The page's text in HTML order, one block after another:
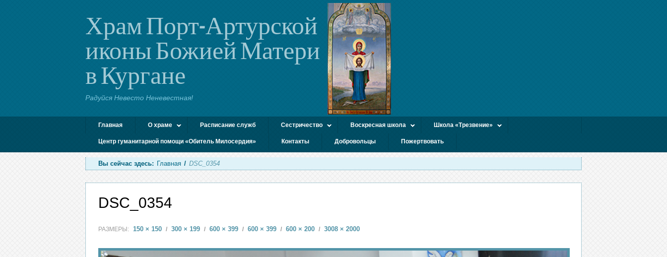
Храм Порт-Артурской
иконы Божией Матери
в Кургане
Радуйся Невесто Неневестная!
Главная О храме Расписание служб Сестричество Воскресная школа Школа «Трезвение»
Центр гуманитарной помощи «Обитель Милосердия» Контакты Добровольцы Пожертвовать
Вы сейчас здесь: Главная / DSC_0354
DSC_0354
РАЗМЕРЫ: 150 × 150 / 300 × 199 / 600 × 399 / 600 × 399 / 600 × 200 / 3008 × 2000